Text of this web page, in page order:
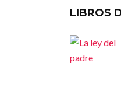
LIBROS